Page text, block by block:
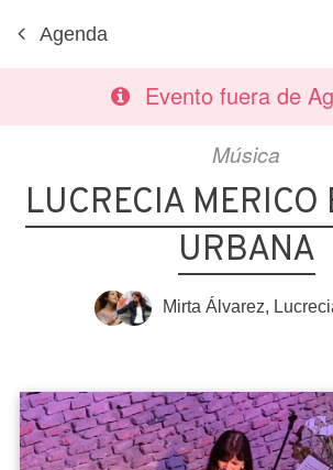
Agenda
Evento fuera de
Música
LUCRECIA MERICO
URBANA
Mirta Álvarez,